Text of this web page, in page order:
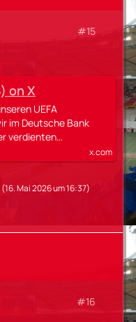
#15
on X
UEFA
im Deutsche Bank
verdienten…
x.com
(16. Mai 2026 um 16:37)
#16